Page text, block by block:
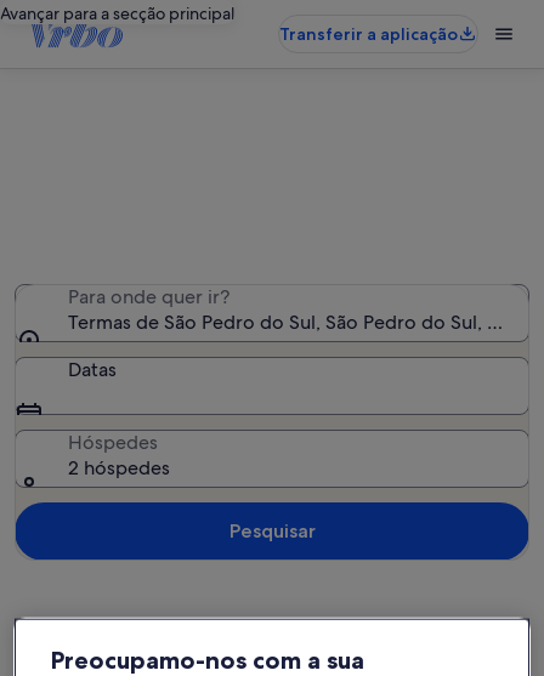
Avançar para a secção principal
Transferir a aplicação
Para onde quer ir?
Termas de São Pedro do Sul, São Pedro do Sul,
Datas
Hóspedes
2 hóspedes
Pesquisar
São Pedro do Sul
Preocupamo-nos com a sua